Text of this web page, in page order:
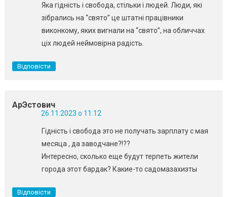
Яка гідність і свобода, стільки і людей. Люди, які
зібрались на “свято” це штатні працівники
виконкому, яких вигнали на “свято”, на обличчах
ціх людей неймовірна радість.
Відповісти
АрЭстович
26.11.2023 о 11:12
Гідність і свобода это не получать зарплату с мая
месяца , да заводчане?!??
Интересно, сколько еще будут терпеть жители
города этот бардак? Какие-то садомазахизты
Відповісти